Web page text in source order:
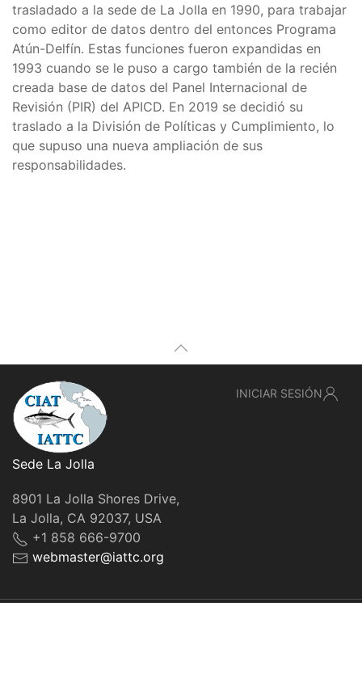
trasladado a la sede de La Jolla en 1990, para trabajar
como editor de datos dentro del entonces Programa
Atún-Delfín. Estas funciones fueron expandidas en
1993 cuando se le puso a cargo también de la recién
creada base de datos del Panel Internacional de
Revisión (PIR) del APICD. En 2019 se decidió su
traslado a la División de Políticas y Cumplimiento, lo
que supuso una nueva ampliación de sus
responsabilidades.
Sede La Jolla
8901 La Jolla Shores Drive,
La Jolla, CA 92037, USA
+1 858 666-9700
webmaster@iattc.org
INICIAR SESIÓN